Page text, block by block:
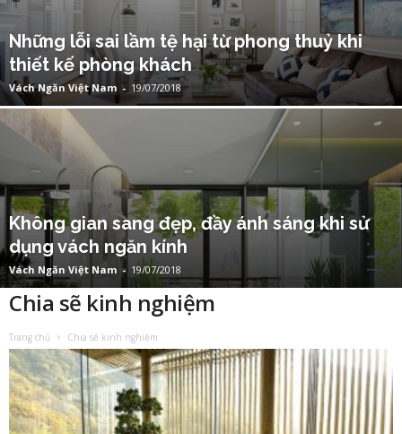
Những lỗi sai lầm tệ hại từ phong thuỷ khi
thiết kế phòng khách
Vách Ngăn Việt Nam - 19/07/2018
Không gian sang đẹp, đầy ánh sáng khi sử
dụng vách ngăn kính
Vách Ngăn Việt Nam - 19/07/2018
Chia sẽ kinh nghiệm
Trang chủ Chia sẽ kinh nghiệm